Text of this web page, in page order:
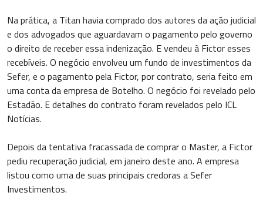
Na prática, a Titan havia comprado dos autores da ação judicial
e dos advogados que aguardavam o pagamento pelo governo
o direito de receber essa indenização. E vendeu à Fictor esses
recebíveis. O negócio envolveu um fundo de investimentos da
Sefer, e o pagamento pela Fictor, por contrato, seria feito em
uma conta da empresa de Botelho. O negócio foi revelado pelo
Estadão. E detalhes do contrato foram revelados pelo ICL
Notícias.
Depois da tentativa fracassada de comprar o Master, a Fictor
pediu recuperação judicial, em janeiro deste ano. A empresa
listou como uma de suas principais credoras a Sefer
Investimentos.